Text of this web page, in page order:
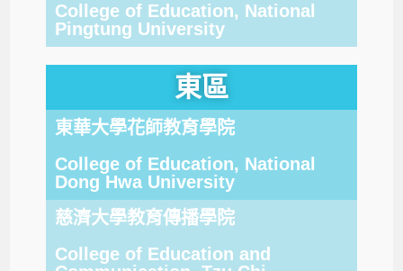
College of Education, National
Pingtung University
東區
東華大學花師教育學院
College of Education, National
Dong Hwa University
慈濟大學教育傳播學院
College of Education and